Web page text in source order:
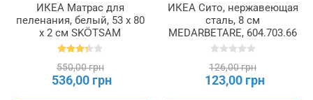
ИКЕА Матрас для
пеленания, белый, 53 x 80
x 2 см SKÖTSAM
СКЁТСАМ, 502.517.98
550,00 грн
536,00 грн
ИКЕА Сито, нержавеющая
сталь, 8 см
MEDARBETARE, 604.703.66
126,00 грн
123,00 грн